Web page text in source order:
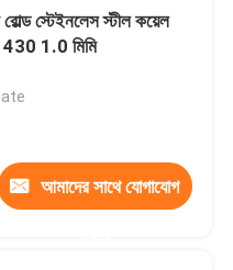
স্টেইনলেস স্টীল কয়েল
1.0 মিমি
আমাদের সাথে যোগাযোগ